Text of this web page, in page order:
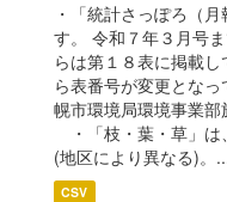
・「統計さっぽろ（
す。 令和７年３月号
らは第１８表に掲載
ら表番号が変更とな
幌市環境局環境事業
・「枝・葉・草」は
(地区により異なる)。
CSV